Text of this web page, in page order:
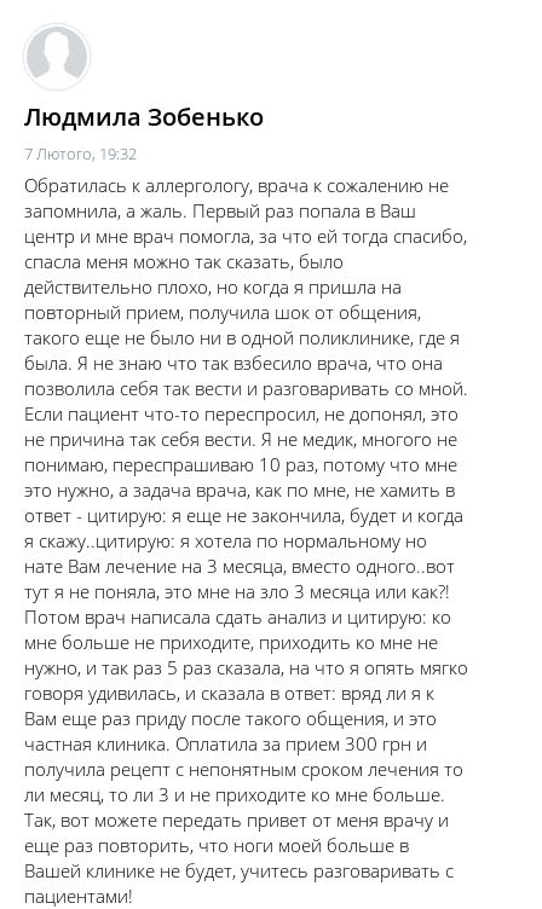
Людмила Зобенько
7 Лютого, 19:32
Обратилась к аллергологу, врача к сожалению не
запомнила, а жаль. Первый раз попала в Ваш
центр и мне врач помогла, за что ей тогда спасибо,
спасла меня можно так сказать, было
действительно плохо, но когда я пришла на
повторный прием, получила шок от общения,
такого еще не было ни в одной поликлинике, где я
была. Я не знаю что так взбесило врача, что она
позволила себя так вести и разговаривать со мной.
Если пациент что-то переспросил, не допонял, это
не причина так себя вести. Я не медик, многого не
понимаю, переспрашиваю 10 раз, потому что мне
это нужно, а задача врача, как по мне, не хамить в
ответ - цитирую: я еще не закончила, будет и когда
я скажу..цитирую: я хотела по нормальному но
нате Вам лечение на 3 месяца, вместо одного..вот
тут я не поняла, это мне на зло 3 месяца или как?!
Потом врач написала сдать анализ и цитирую: ко
мне больше не приходите, приходить ко мне не
нужно, и так раз 5 раз сказала, на что я опять мягко
говоря удивилась, и сказала в ответ: вряд ли я к
Вам еще раз приду после такого общения, и это
частная клиника. Оплатила за прием 300 грн и
получила рецепт с непонятным сроком лечения то
ли месяц, то ли 3 и не приходите ко мне больше.
Так, вот можете передать привет от меня врачу и
еще раз повторить, что ноги моей больше в
Вашей клинике не будет, учитесь разговаривать с
пациентами!